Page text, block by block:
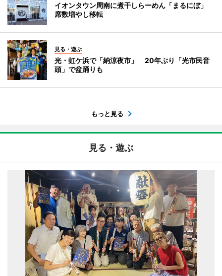
イオンタウン周南に煮干しらーめん「まるにぼ」
席数増やし移転
見る・遊ぶ
光・虹ケ浜で「納涼夜市」 20年ぶり「光市民音
頭」で盆踊りも
もっと見る
見る・遊ぶ